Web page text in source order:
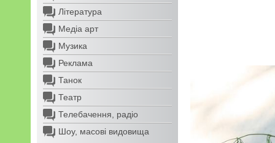
Література
Медіа арт
Музика
Реклама
Танок
Театр
Телебачення, радіо
Шоу, масові видовища